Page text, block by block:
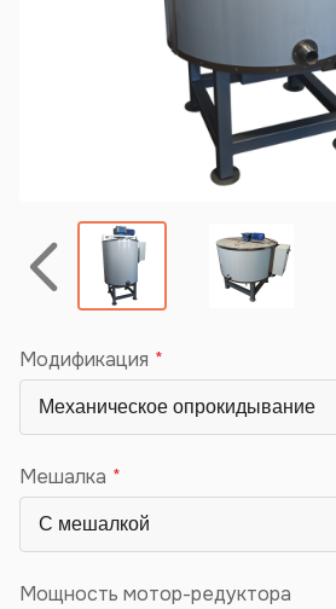
Назад
Модификация
Мешалка
Мощность мотор-редуктора